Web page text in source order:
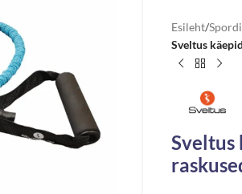
Esileht/
Sveltus
Sveltus